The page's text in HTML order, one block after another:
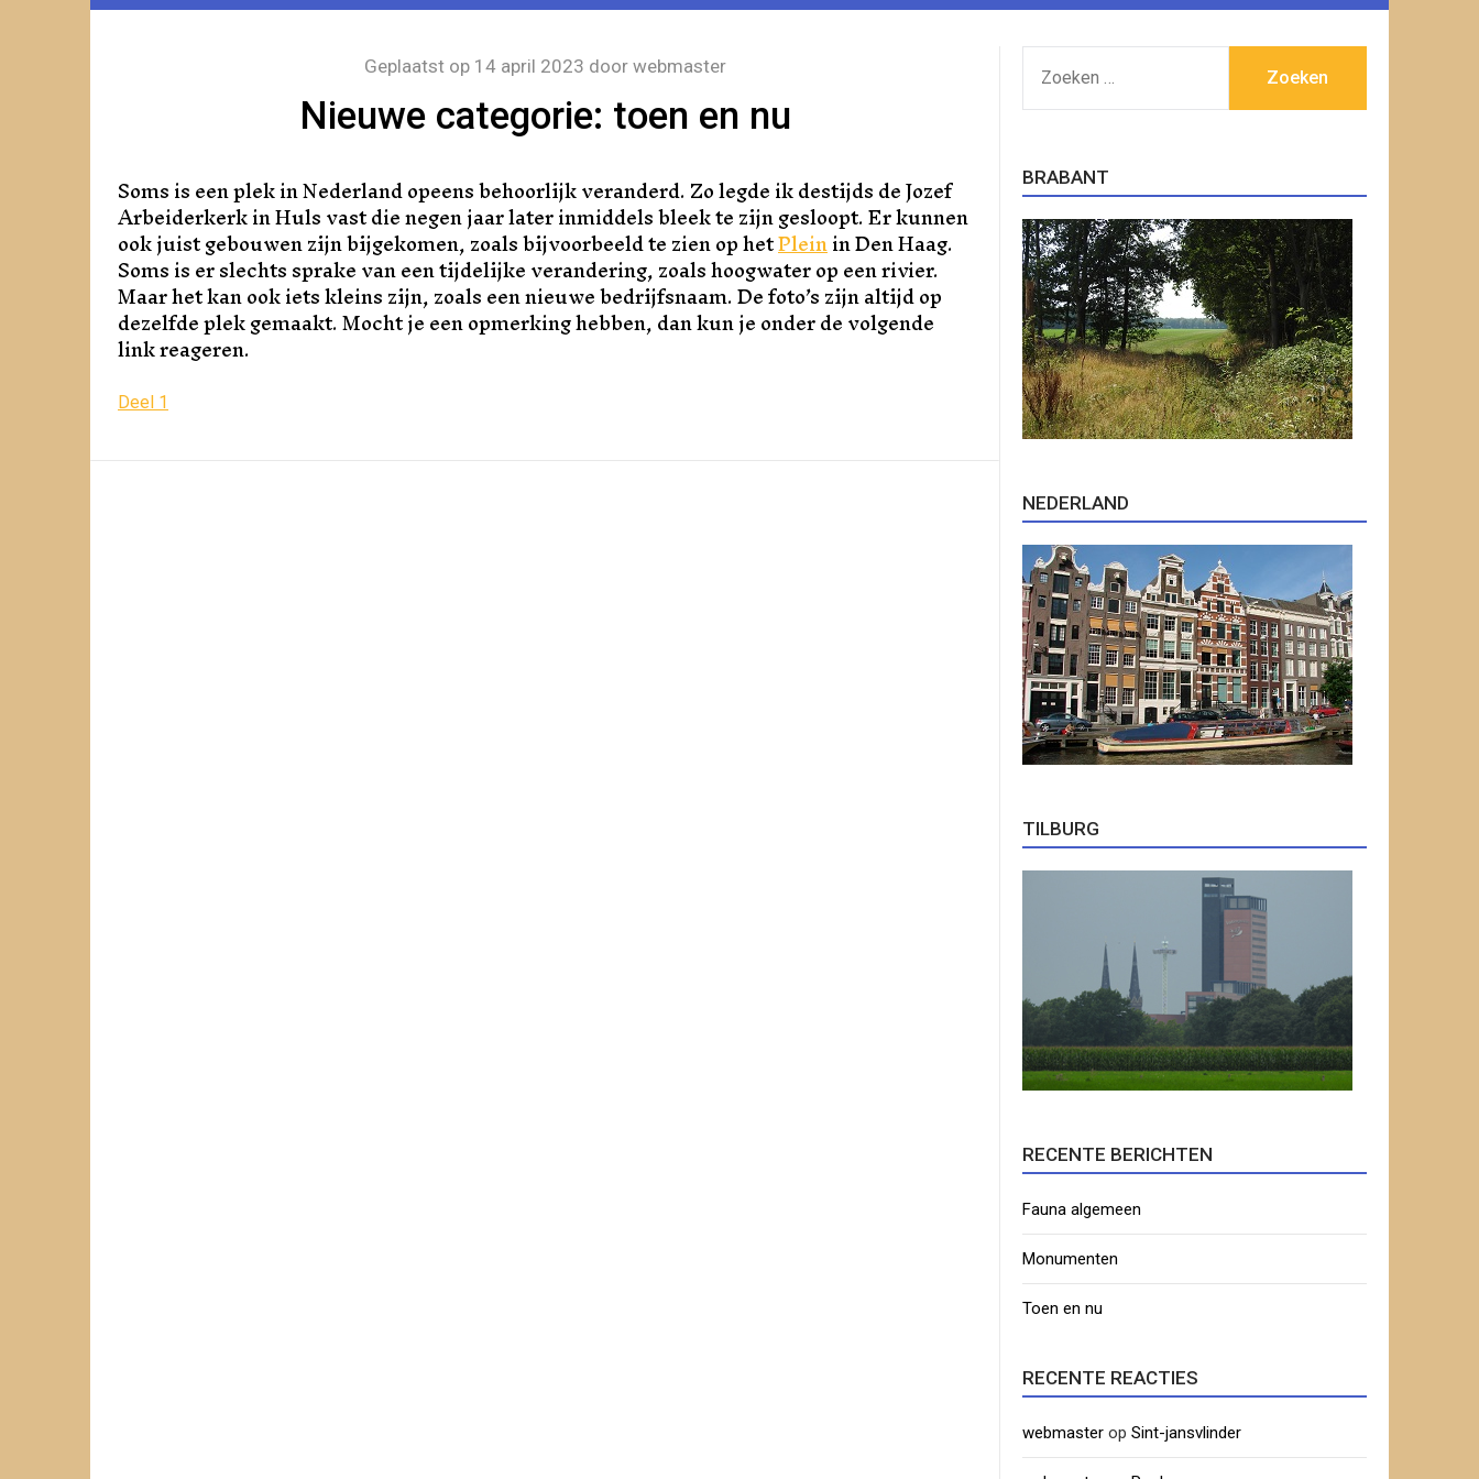
Nieuwe categorie: toen en nu
Geplaatst op 14 april 2023 door webmaster
Soms is een plek in Nederland opeens behoorlijk veranderd. Zo legde ik destijds de Jozef
Arbeiderkerk in Huls vast die negen jaar later inmiddels bleek te zijn gesloopt. Er kunnen
ook juist gebouwen zijn bijgekomen, zoals bijvoorbeeld te zien op hetPleinin Den Haag.
Soms is er slechts sprake van een tijdelijke verandering, zoals hoogwater op een rivier.
Maar het kan ook iets kleins zijn, zoals een nieuwe bedrijfsnaam. De foto’s zijn altijd op
dezelfde plek gemaakt. Mocht je een opmerking hebben, dan kun je onder de volgende
link reageren.
Deel 1
NAAR:
BRABANT
NEDERLAND
TILBURG
RECENTE BERICHTEN
Fauna algemeen
Monumenten
Toen en nu
RECENTE REACTIES
webmaster op Sint-jansvlinder